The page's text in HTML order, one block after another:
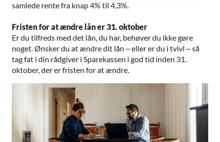
samlede rente fra knap 4% til 4,3%.
Fristen for at ændre lån er 31. oktober
Er du tilfreds med det lån, du har, behøver du ikke gøre
noget. Ønsker du at ændre dit lån – eller er du i tvivl – så
tag fat i din rådgiver i Sparekassen i god tid inden 31.
oktober, der er fristen for at ændre.